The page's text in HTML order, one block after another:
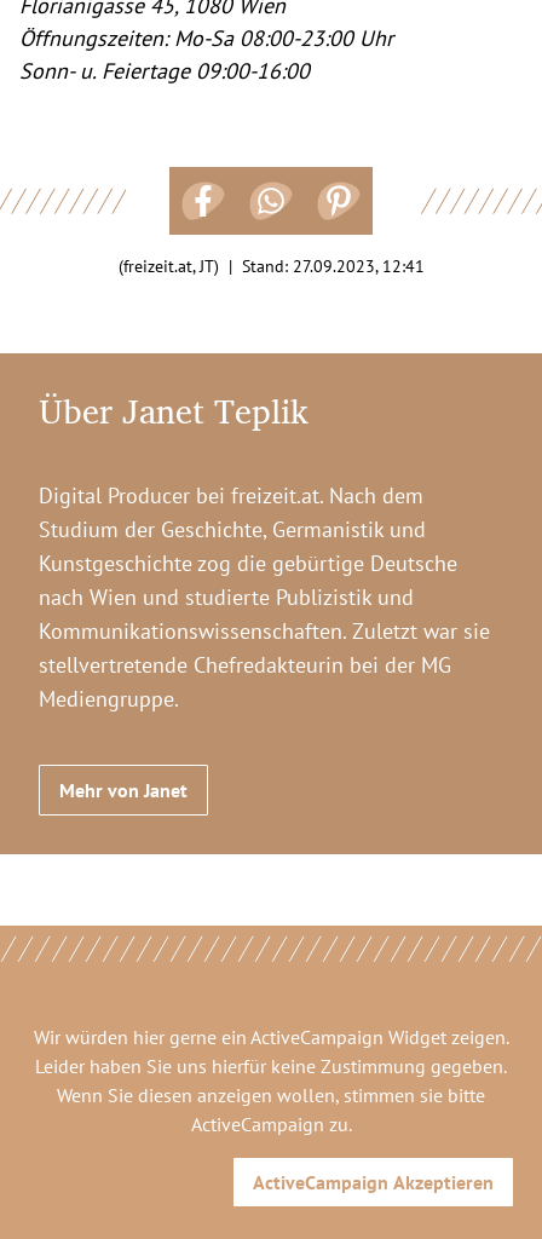
Öffnungszeiten: Mo-Sa 08:00-23:00 Uhr
Sonn- u. Feiertage 09:00-16:00
(freizeit.at, JT) | Stand: 27.09.2023, 12:41
Über Janet Teplik
Digital Producer bei freizeit.at. Nach dem
Studium der Geschichte, Germanistik und
Kunstgeschichte zog die gebürtige Deutsche
nach Wien und studierte Publizistik und
Kommunikationswissenschaften. Zuletzt war sie
stellvertretende Chefredakteurin bei der MG
Mediengruppe.
Mehr von Janet
Wir würden hier gerne ein ActiveCampaign Widgetzeigen.
Leider haben Sie uns hierfür keine Zustimmung gegeben.
Wenn Sie diesen anzeigen wollen, stimmen sie bitte
ActiveCampaign zu.
ActiveCampaign Akzeptieren